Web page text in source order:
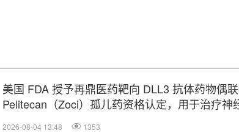
美国 FDA 授予再鼎医药靶向 DLL3 抗体药物偶
Pelitecan（Zoci）孤儿药资格认定，用于治疗神
2026-08-04 13:48 1353